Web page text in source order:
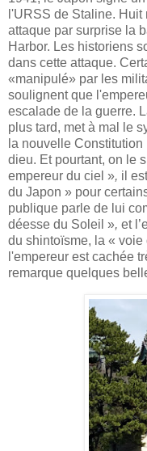
l'URSS de Staline.
attaque par surprise la
Harbor. Les historiens
dans cette attaque.
«manipulé» par les
soulignent que
escalade de la guerre.
plus tard, met à mal le
la nouvelle Constitution
dieu. Et pourtant, on le
empereur du ciel », il
du Japon » pour
publique parle de lui
déesse du Soleil », et
du shintoïsme, la «
l'empereur est cachée
remarque quelques